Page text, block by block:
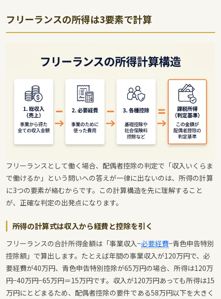
フリーランスの所得は3要素で計算
フリーランスとして働く場合、配偶者控除の判定で「収入いくらま
で働けるか」という問いへの答えが一律に出ないのは、所得の計算
に3つの要素が絡むからです。この計算構造を先に理解すること
が、正確な判定の出発点になります。
所得の計算式は収入から経費と控除を引く
フリーランスの合計所得金額は「事業収入−必要経費−青色申告特別
控除額」で算出します。たとえば年間の事業収入が120万円で、必
要経費が40万円、青色申告特別控除が65万円の場合、所得は120万
円−40万円−65万円＝15万円です。収入が120万円あっても所得は15
万円にとどまるため、配偶者控除の要件である58万円以下を大きく